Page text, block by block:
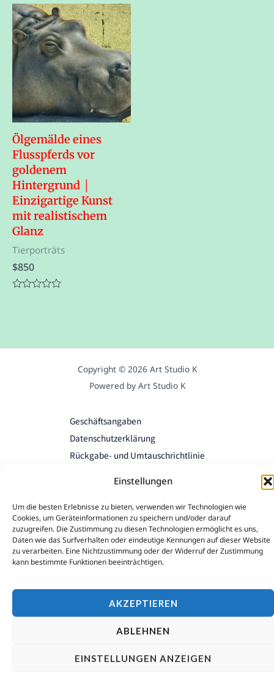
Einstellungen
Um die besten Erlebnisse zu bieten, verwenden wir Technologien wie
Cookies, um Geräteinformationen zu speichern und/oder darauf
zuzugreifen. Die Zustimmung zu diesen Technologien ermöglicht es uns,
Daten wie das Surfverhalten oder eindeutige Kennungen auf dieser Website
zu verarbeiten. Eine Nichtzustimmung oder der Widerruf der Zustimmung
kann bestimmte Funktionen beeinträchtigen.
AKZEPTIEREN
ABLEHNEN
EINSTELLUNGEN ANZEIGEN
von
5
Ölgemälde eines
Flusspferds vor
goldenem
Hintergrund │
Einzigartige Kunst
mit realistischem
Glanz
Tierporträts
$850
Copyright © 2026 Art Studio K
Powered by Art Studio K
Geschäftsangaben
Datenschutzerklärung
Rückgabe- und Umtauschrichtlinie